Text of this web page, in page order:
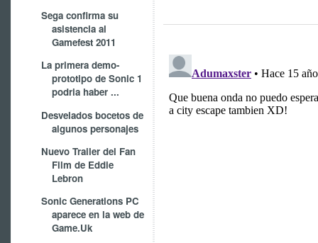
Sega confirma su
asistencia al
Gamefest 2011
La primera demo-
prototipo de Sonic 1
podria haber ...
Desvelados bocetos de
algunos personajes
Nuevo Trailer del Fan
Film de Eddie
Lebron
Sonic Generations PC
aparece en la web de
Game.Uk